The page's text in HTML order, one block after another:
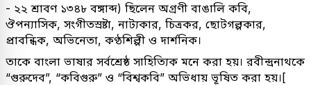
- ২২ শ্রাবণ ১৩৪৮ বঙ্গাব্দ) ছিলেন অগ্রণী বাঙালি কবি,
ঔপন্যাসিক, সংগীতস্রষ্টা, নাট্যকার, চিত্রকর, ছোটগল্পকার,
প্রাবন্ধিক, অভিনেতা, কণ্ঠশিল্পী ও দার্শনিক।
তাকে বাংলা ভাষার সর্বশ্রেষ্ঠ সাহিত্যিক মনে করা হয়। রবীন্দ্রনাথকে
“গুরুদেব”, “কবিগুরু” ও “বিশ্বকবি” অভিধায় ভূষিত করা হয়।[